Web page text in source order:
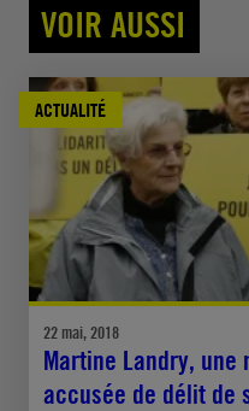
VOIR AUSSI
ACTUALITÉ
22 mai, 2018
Martine Landry,
accusée de délit de